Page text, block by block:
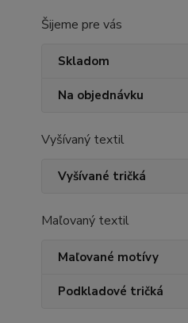
Šijeme pre vás
Skladom
Na objednávku
Vyšívaný textil
Vyšívané tričká
Maľovaný textil
Maľované motívy
Podkladové tričká